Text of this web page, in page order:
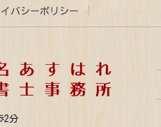
バシーポリシー
2分